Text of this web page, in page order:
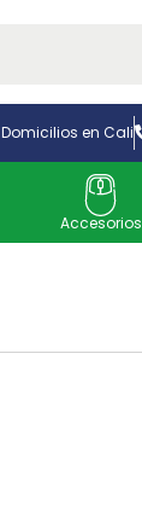
Domicilios en Cali
Accesorios